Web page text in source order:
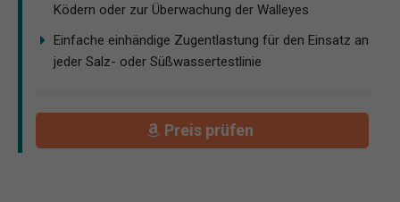
Ködern oder zur Überwachung der Walleyes
Einfache einhändige Zugentlastung für den Einsatz an
jeder Salz- oder Süßwassertestlinie
Preis prüfen